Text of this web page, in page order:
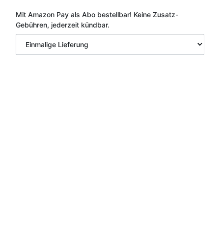
Mit Amazon Pay als Abo bestellbar! Keine Zusatz-
Gebühren, jederzeit kündbar.